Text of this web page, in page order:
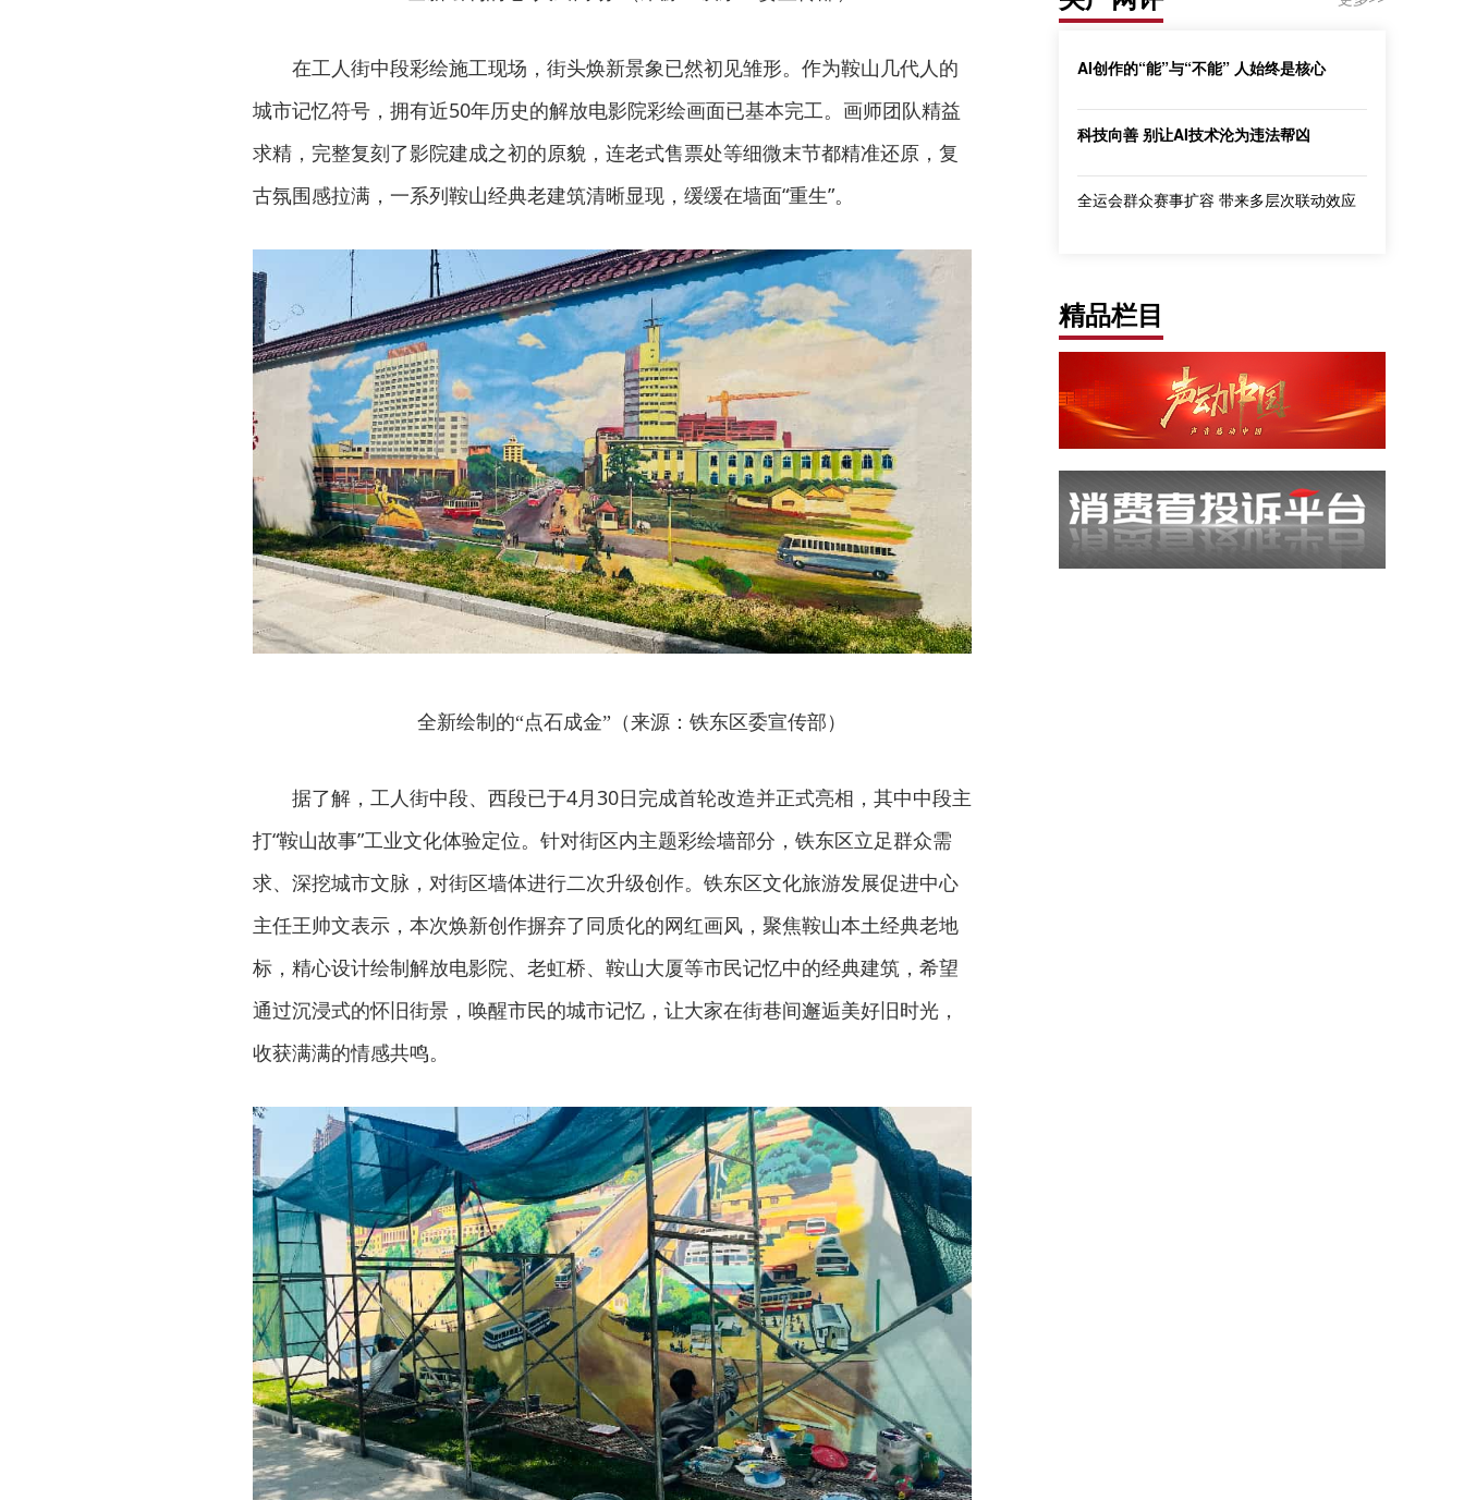
在工人街中段彩绘施工现场，街头焕新景象已然初见雏形。作为鞍山几代人的
城市记忆符号，拥有近50年历史的解放电影院彩绘画面已基本完工。画师团队精益
求精，完整复刻了影院建成之初的原貌，连老式售票处等细微末节都精准还原，复
古氛围感拉满，一系列鞍山经典老建筑清晰显现，缓缓在墙面“重生”。
全新绘制的“点石成金”（来源：铁东区委宣传部）
据了解，工人街中段、西段已于4月30日完成首轮改造并正式亮相，其中中段主
打“鞍山故事”工业文化体验定位。针对街区内主题彩绘墙部分，铁东区立足群众需
求、深挖城市文脉，对街区墙体进行二次升级创作。铁东区文化旅游发展促进中心
主任王帅文表示，本次焕新创作摒弃了同质化的网红画风，聚焦鞍山本土经典老地
标，精心设计绘制解放电影院、老虹桥、鞍山大厦等市民记忆中的经典建筑，希望
通过沉浸式的怀旧街景，唤醒市民的城市记忆，让大家在街巷间邂逅美好旧时光，
收获满满的情感共鸣。
AI创作的“能”与“不能” 人始终是核心
科技向善 别让AI技术沦为违法帮凶
全运会群众赛事扩容 带来多层次联动效应
精品栏目